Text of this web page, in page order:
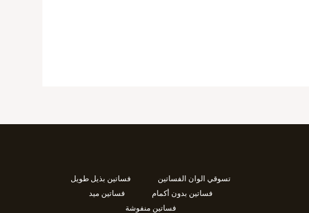
تسوقي الوان الفساتين
فساتين بذيل طويل
فساتين بدون أكمام
فساتين ميد
فساتين منفوشة